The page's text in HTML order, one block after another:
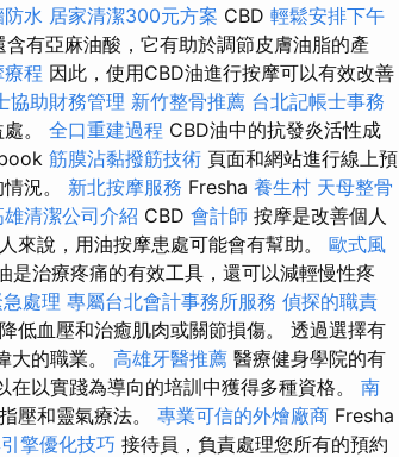
水 居家清潔300元方案 CBD 輕鬆安排下午
有亞麻油酸，它有助於調節皮膚油脂的產
程 因此，使用CBD油進行按摩可以有效改善
協助財務管理 新竹整骨推薦 台北記帳士事務
。 全口重建過程 CBD油中的抗發炎活性成
筋膜沾黏撥筋技術 頁面和網站進行線上預
況。 新北按摩服務 Fresha 養生村 天母整骨
雄清潔公司介紹 CBD 會計師 按摩是改善個人
來說，用油按摩患處可能會有幫助。 歐式風
是治療疼痛的有效工具，還可以減輕慢性疼
處理 專屬台北會計事務所服務 偵探的職責
低血壓和治癒肌肉或關節損傷。 透過選擇有
大的職業。 高雄牙醫推薦 醫療健身學院的有
以實踐為導向的培訓中獲得多種資格。 南
壓和靈氣療法。 專業可信的外燴廠商 Fresha
擎優化技巧 接待員，負責處理您所有的預約